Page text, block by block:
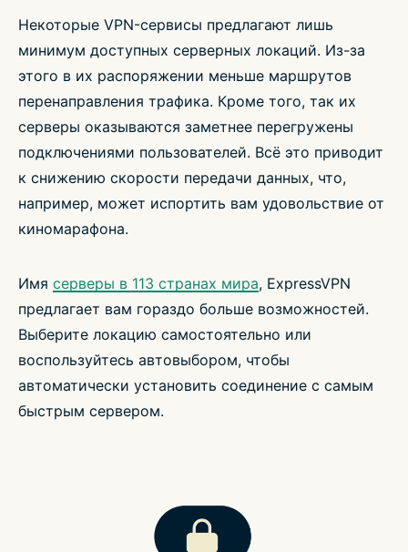
Некоторые VPN-сервисы предлагают лишь
минимум доступных серверных локаций. Из-за
этого в их распоряжении меньше маршрутов
перенаправления трафика. Кроме того, так их
серверы оказываются заметнее перегружены
подключениями пользователей. Всё это приводит
к снижению скорости передачи данных, что,
например, может испортить вам удовольствие от
киномарафона.
Имя серверы в 113 странах мира, ExpressVPN
предлагает вам гораздо больше возможностей.
Выберите локацию самостоятельно или
воспользуйтесь автовыбором, чтобы
автоматически установить соединение с самым
быстрым сервером.